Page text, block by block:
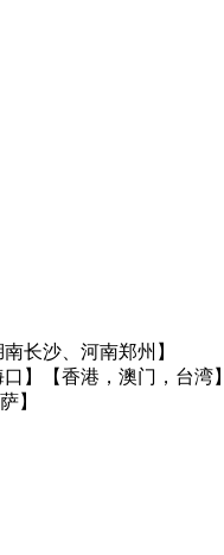
长沙、河南郑州】
】
【香港，澳门，台湾】
】